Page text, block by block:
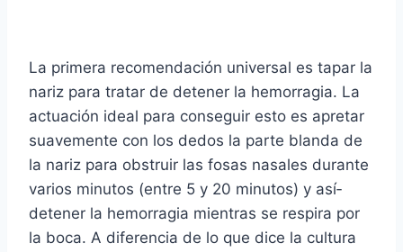
La primera recomendación universal es tapar la
nariz para tratar de detener la hemorragia. La
actuación ideal para conseguir esto es apretar
suavemente con los dedos la parte blanda de
la nariz para obstruir las fosas nasales durante
varios minutos (entre 5 y 20 minutos) y así­
detener la hemorragia mientras se respira por
la boca. A diferencia de lo que dice la cultura